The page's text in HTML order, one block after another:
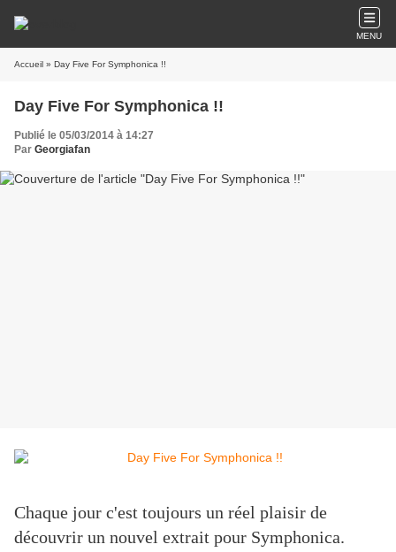
MENU
Accueil » Day Five For Symphonica !!
Day Five For Symphonica !!
Publié le 05/03/2014 à 14:27
Par Georgiafan
Chaque jour c'est toujours un réel plaisir de
découvrir un nouvel extrait pour Symphonica.